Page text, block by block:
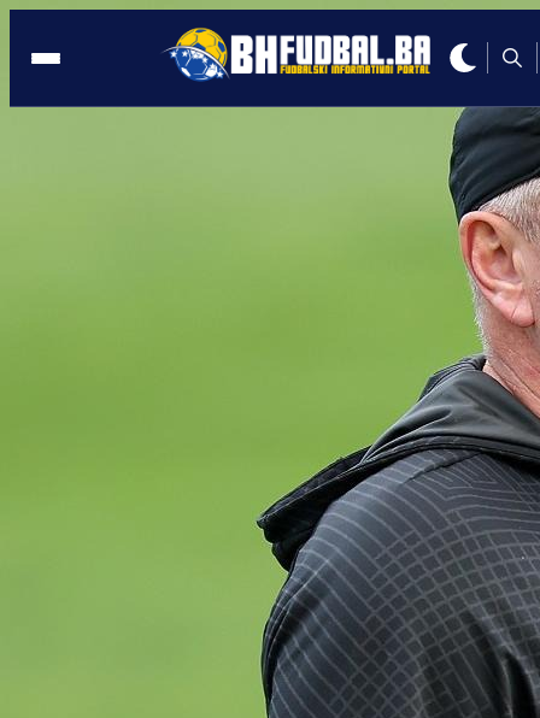
Denis Hamulić: Igram za Sloveniju, ali
volio bih se boriti za svoje srce